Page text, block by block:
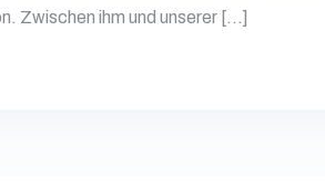
Zwischen ihm und unserer […]